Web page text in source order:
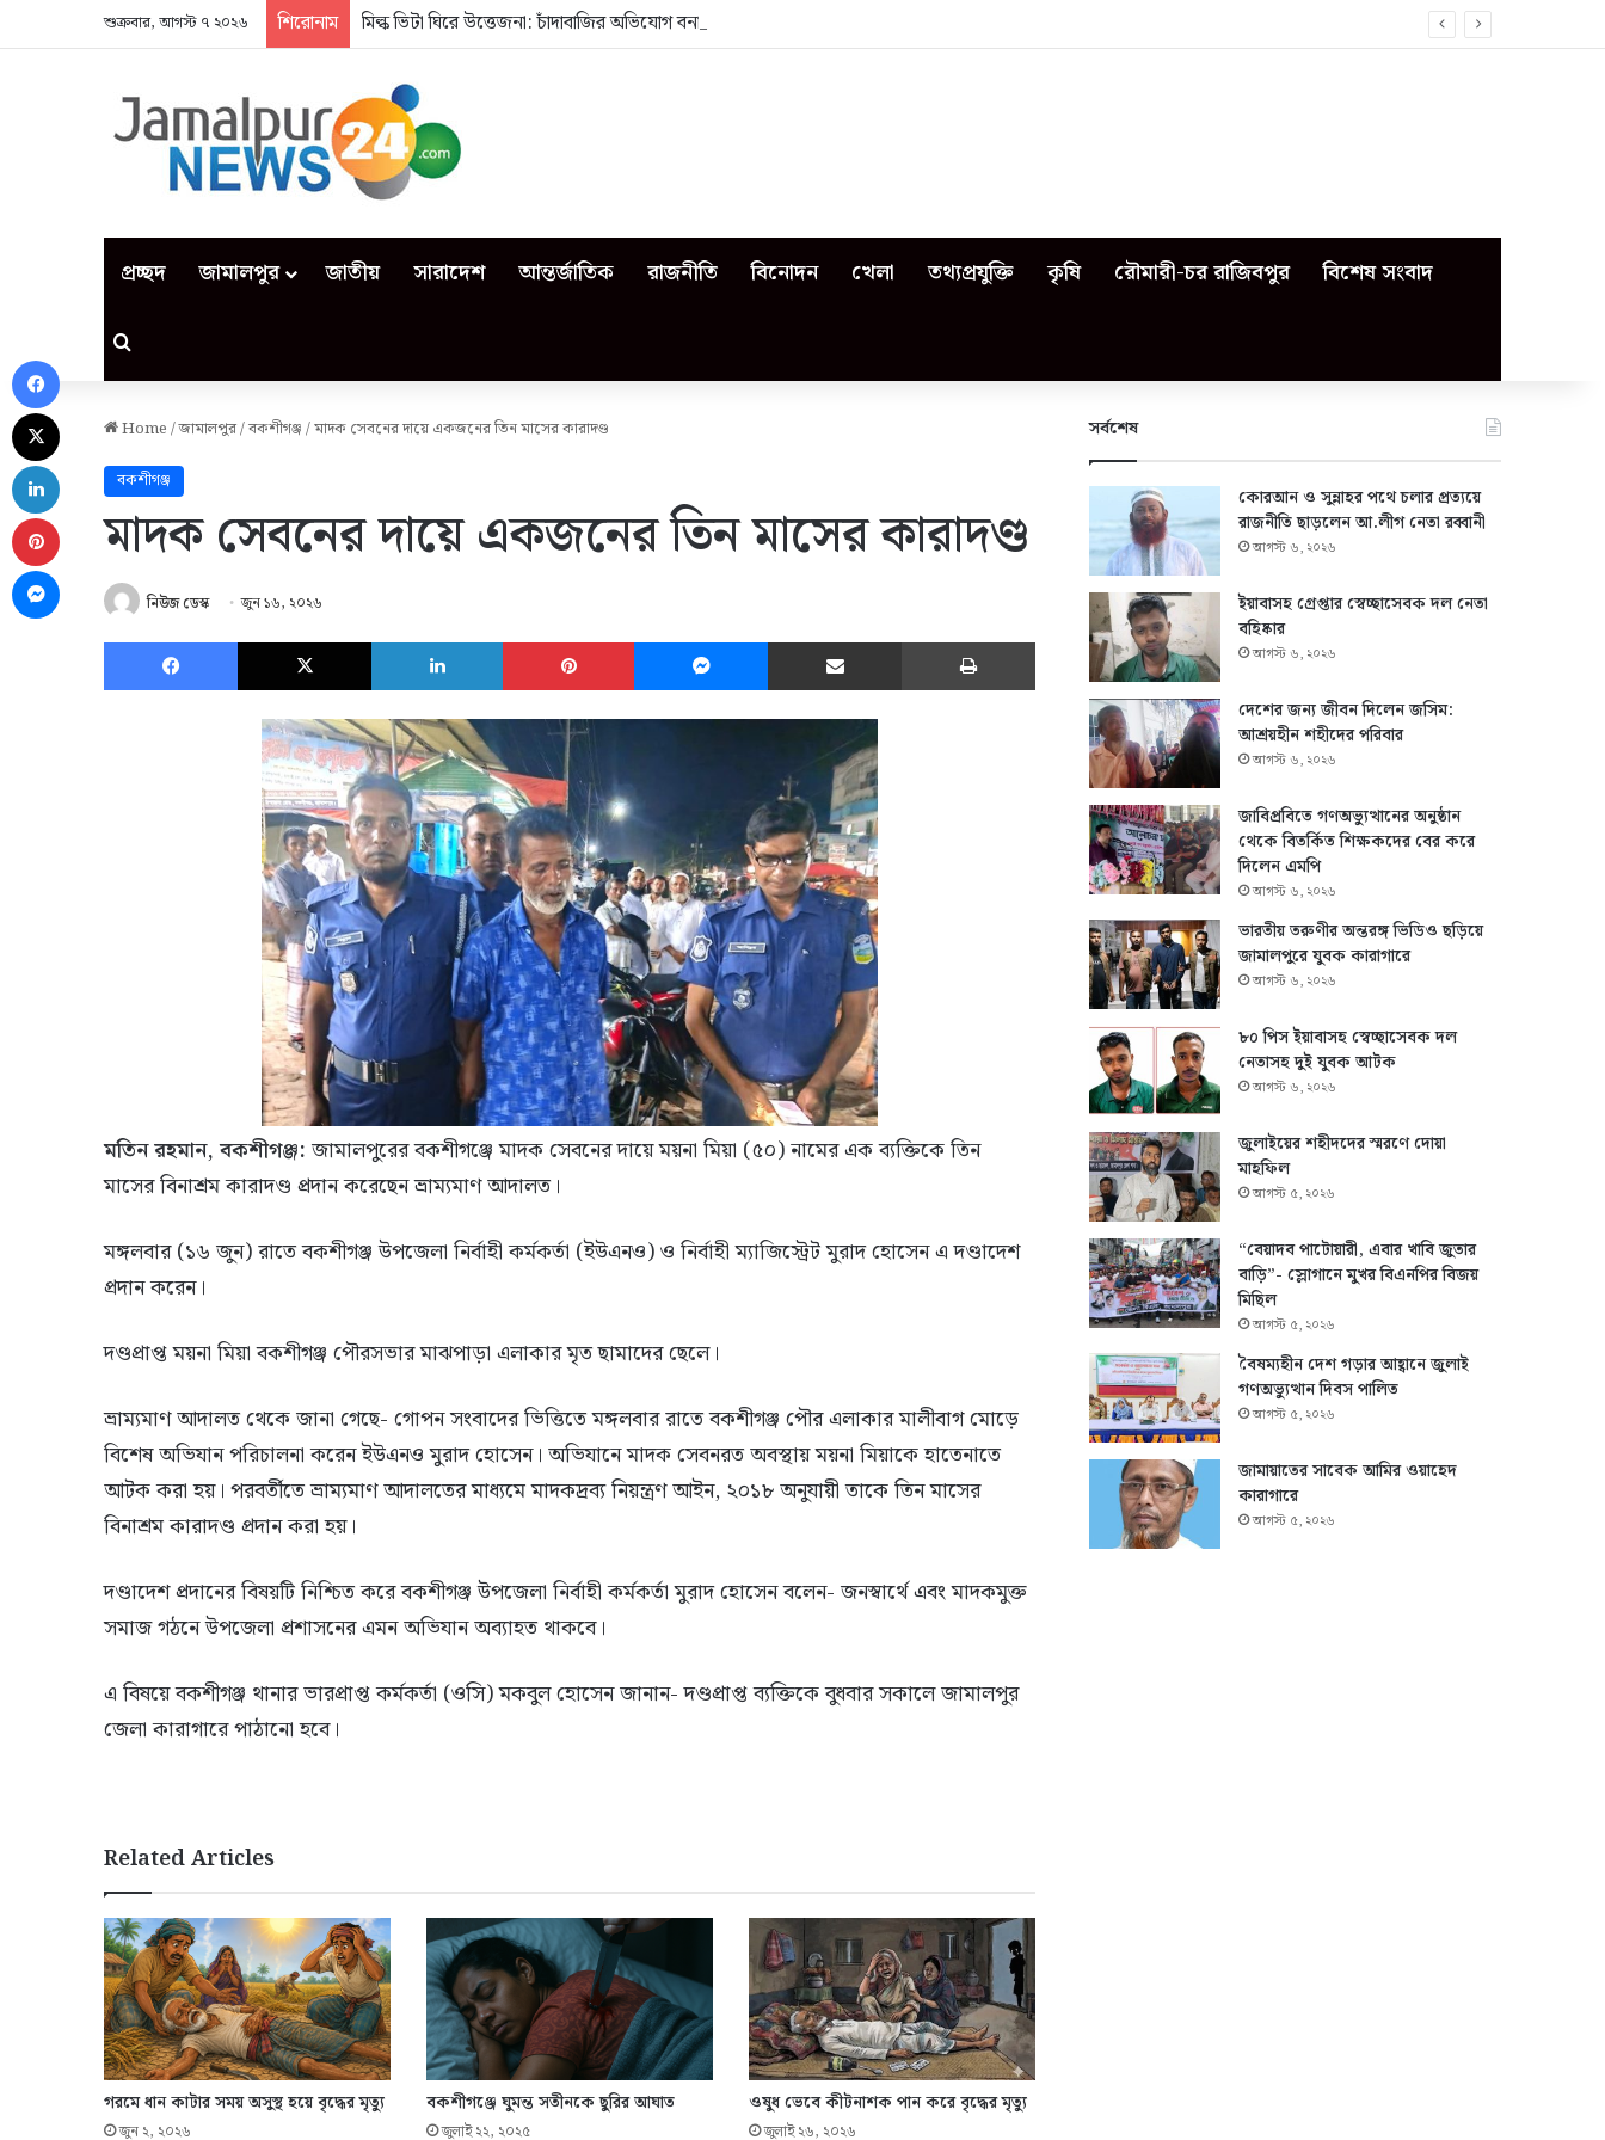
শুক্রবার, আগস্ট ৭ ২০২৬ শিরোনাম মিল্ক ভিটা ঘিরে উত্তেজনা: চাঁদাবাজির অভিযোগ বনাম ভেজাল দুধের জিডি
প্রচ্ছদ জামালপুর জাতীয় সারাদেশ আন্তর্জাতিক রাজনীতি বিনোদন খেলা তথ্যপ্রযুক্তি কৃষি রৌমারী-চর রাজিবপুর বিশেষ সংবাদ
Search for
Home/জামালপুর/বকশীগঞ্জ/মাদক সেবনের দায়ে একজনের তিন মাসের কারাদণ্ড
বকশীগঞ্জ
মাদক সেবনের দায়ে একজনের তিন মাসের কারাদণ্ড
নিউজ ডেস্ক জুন ১৬, ২০২৬
Facebook X LinkedIn Pinterest Messenger Share via Email Print
মতিন রহমান, বকশীগঞ্জ: জামালপুরের বকশীগঞ্জে মাদক সেবনের দায়ে ময়না মিয়া (৫০) নামের এক ব্যক্তিকে তিন
মাসের বিনাশ্রম কারাদণ্ড প্রদান করেছেন ভ্রাম্যমাণ আদালত।
মঙ্গলবার (১৬ জুন) রাতে বকশীগঞ্জ উপজেলা নির্বাহী কর্মকর্তা (ইউএনও) ও নির্বাহী ম্যাজিস্ট্রেট মুরাদ হোসেন এ দণ্ডাদেশ
প্রদান করেন।
দণ্ডপ্রাপ্ত ময়না মিয়া বকশীগঞ্জ পৌরসভার মাঝপাড়া এলাকার মৃত ছামাদের ছেলে।
ভ্রাম্যমাণ আদালত থেকে জানা গেছে- গোপন সংবাদের ভিত্তিতে মঙ্গলবার রাতে বকশীগঞ্জ পৌর এলাকার মালীবাগ মোড়ে
বিশেষ অভিযান পরিচালনা করেন ইউএনও মুরাদ হোসেন। অভিযানে মাদক সেবনরত অবস্থায় ময়না মিয়াকে হাতেনাতে
আটক করা হয়। পরবর্তীতে ভ্রাম্যমাণ আদালতের মাধ্যমে মাদকদ্রব্য নিয়ন্ত্রণ আইন, ২০১৮ অনুযায়ী তাকে তিন মাসের
বিনাশ্রম কারাদণ্ড প্রদান করা হয়।
দণ্ডাদেশ প্রদানের বিষয়টি নিশ্চিত করে বকশীগঞ্জ উপজেলা নির্বাহী কর্মকর্তা মুরাদ হোসেন বলেন- জনস্বার্থে এবং মাদকমুক্ত
সমাজ গঠনে উপজেলা প্রশাসনের এমন অভিযান অব্যাহত থাকবে।
এ বিষয়ে বকশীগঞ্জ থানার ভারপ্রাপ্ত কর্মকর্তা (ওসি) মকবুল হোসেন জানান- দণ্ডপ্রাপ্ত ব্যক্তিকে বুধবার সকালে জামালপুর
জেলা কারাগারে পাঠানো হবে।
Related Articles
গরমে ধান কাটার সময় অসুস্থ হয়ে বৃদ্ধের মৃত্যু
জুন ২, ২০২৬
বকশীগঞ্জে ঘুমন্ত সতীনকে ছুরির আঘাত
জুলাই ২২, ২০২৫
ওষুধ ভেবে কীটনাশক পান করে বৃদ্ধের মৃত্যু
জুলাই ২৬, ২০২৬
সর্বশেষ
কোরআন ও সুন্নাহর পথে চলার প্রত্যয়ে
রাজনীতি ছাড়লেন আ.লীগ নেতা রব্বানী
আগস্ট ৬, ২০২৬
ইয়াবাসহ গ্রেপ্তার স্বেচ্ছাসেবক দল নেতা
বহিষ্কার
আগস্ট ৬, ২০২৬
দেশের জন্য জীবন দিলেন জসিম:
আশ্রয়হীন শহীদের পরিবার
আগস্ট ৬, ২০২৬
জাবিপ্রবিতে গণঅভ্যুত্থানের অনুষ্ঠান
থেকে বিতর্কিত শিক্ষকদের বের করে
দিলেন এমপি
আগস্ট ৬, ২০২৬
ভারতীয় তরুণীর অন্তরঙ্গ ভিডিও ছড়িয়ে
জামালপুরে যুবক কারাগারে
আগস্ট ৬, ২০২৬
৮০ পিস ইয়াবাসহ স্বেচ্ছাসেবক দল
নেতাসহ দুই যুবক আটক
আগস্ট ৬, ২০২৬
জুলাইয়ের শহীদদের স্মরণে দোয়া
মাহফিল
আগস্ট ৫, ২০২৬
“বেয়াদব পাটোয়ারী, এবার খাবি জুতার
বাড়ি”- স্লোগানে মুখর বিএনপির বিজয়
মিছিল
আগস্ট ৫, ২০২৬
বৈষম্যহীন দেশ গড়ার আহ্বানে জুলাই
গণঅভ্যুত্থান দিবস পালিত
আগস্ট ৫, ২০২৬
জামায়াতের সাবেক আমির ওয়াহেদ
কারাগারে
আগস্ট ৫, ২০২৬
Facebook
LinkedIn
Pinterest